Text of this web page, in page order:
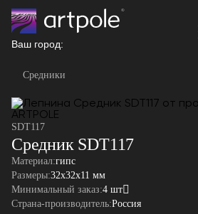
Ваш город:
Средники
SDT117
Средник SDT117
Материал:гипс
Размеры:32x32x11 мм
Минимальный заказ:4 шт
Страна-производитель:Россия